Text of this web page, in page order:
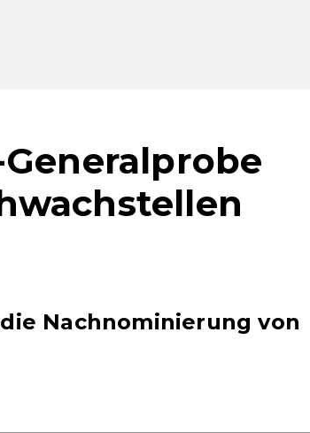
Nachnominierung von